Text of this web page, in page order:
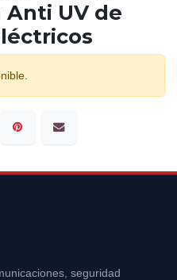
Anti UV de
seguridad